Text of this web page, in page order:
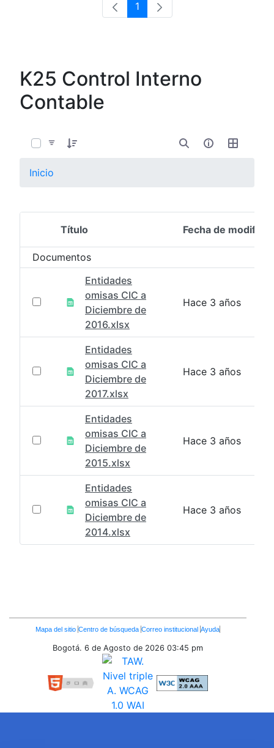
Página
1
K25 Control Interno
Contable
Inicio
Selección del elemento
Título Fecha de
Documentos
Entidades
omisas CIC a
Diciembre de
2016.xlsx
Hace 3 años
Entidades
omisas CIC a
Diciembre de
2017.xlsx
Hace 3 años
Entidades
omisas CIC a
Diciembre de
2015.xlsx
Hace 3 años
Entidades
omisas CIC a
Diciembre de
2014.xlsx
Hace 3 años
Enlaces
Inferiores
Mapa del sitio Centro de búsqueda Correo institucional Ayuda
Bogotá. 6 de Agosto de 2026 03:45 pm